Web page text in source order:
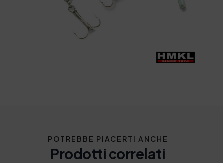
POTREBBE PIACERTI ANCHE
Prodotti correlati